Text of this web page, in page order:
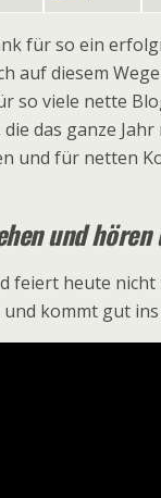
für so ein
auf diesem
so viele nette
das ganze
und für netten
und hören
feiert heute nicht
kommt gut ins